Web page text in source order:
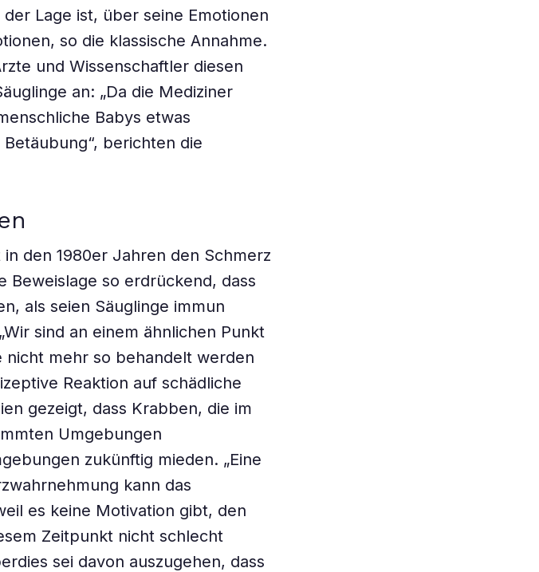
Lage ist, über seine Emotionen
so die klassische Annahme.
und Wissenschaftler diesen
an: „Da die Mediziner
Babys etwas
berichten die
den 1980er Jahren den Schmerz
Beweislage so erdrückend, dass
als seien Säuglinge immun
sind an einem ähnlichen Punkt
mehr so behandelt werden
Reaktion auf schädliche
gezeigt, dass Krabben, die im
Umgebungen
zukünftig mieden. „Eine
kann das
es keine Motivation gibt, den
Zeitpunkt nicht schlecht
sei davon auszugehen, dass